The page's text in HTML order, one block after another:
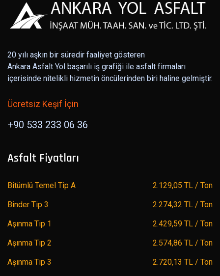
20 yılı aşkın bir süredir faaliyet gösteren
Ankara Asfalt Yol başarılı iş grafiği ile asfalt firmaları
içerisinde nitelikli hizmetin öncülerinden biri haline gelmiştir.
Ücretsiz Keşif İçin
+90 533 233 06 36
Asfalt Fiyatları
Bitümlü Temel Tip A 2.129,05 TL / Ton
Binder Tip 3 2.274,32 TL / Ton
Aşınma Tip 1 2.429,59 TL / Ton
Aşınma Tip 2 2.574,86 TL / Ton
Aşınma Tip 3 2.720,13 TL / Ton